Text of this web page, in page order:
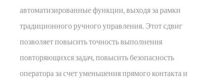
автоматизированные функции, выходя за рамки
традиционного ручного управления. Этот сдвиг
позволяет повысить точность выполнения
повторяющихся задач, повысить безопасность
оператора за счет уменьшения прямого контакта и